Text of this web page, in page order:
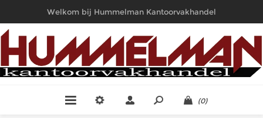
Welkom bij Hummelman Kantoorvakhandel
(0)